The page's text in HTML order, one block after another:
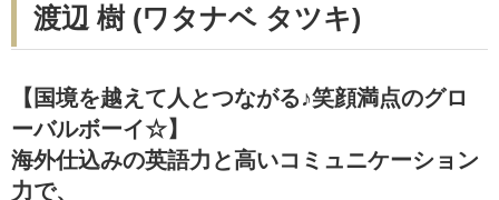
渡辺 樹 (ワタナベ タツキ)
【国境を越えて人とつながる♪笑顔満点のグロ
ーバルボーイ☆】
海外仕込みの英語力と高いコミュニケーション
力で、